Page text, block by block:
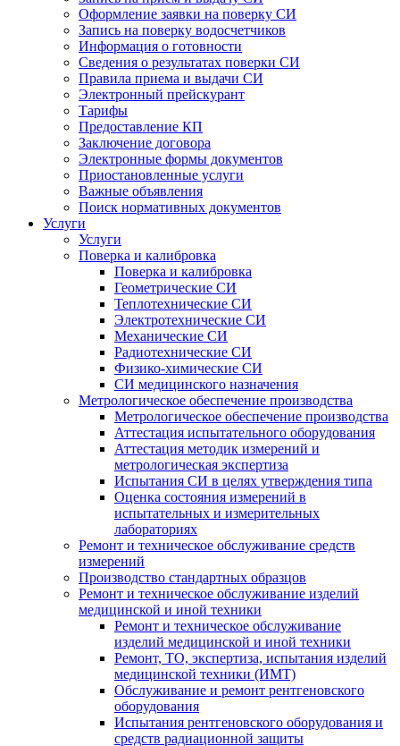
Оформление заявки на поверку СИ
Запись на поверку водосчетчиков
Информация о готовности
Сведения о результатах поверки СИ
Правила приема и выдачи СИ
Электронный прейскурант
Тарифы
Предоставление КП
Заключение договора
Электронные формы документов
Приостановленные услуги
Важные объявления
Поиск нормативных документов
Услуги
Услуги
Поверка и калибровка
Поверка и калибровка
Геометрические СИ
Теплотехнические СИ
Электротехнические СИ
Механические СИ
Радиотехнические СИ
Физико-химические СИ
СИ медицинского назначения
Метрологическое обеспечение производства
Метрологическое обеспечение производства
Аттестация испытательного оборудования
Аттестация методик измерений и
метрологическая экспертиза
Испытания СИ в целях утверждения типа
Оценка состояния измерений в
испытательных и измерительных
лабораториях
Ремонт и техническое обслуживание средств
измерений
Производство стандартных образцов
Ремонт и техническое обслуживание изделий
медицинской и иной техники
Ремонт и техническое обслуживание
изделий медицинской и иной техники
Ремонт, ТО, экспертиза, испытания изделий
медицинской техники (ИМТ)
Обслуживание и ремонт рентгеновского
оборудования
Испытания рентгеновского оборудования и
средств радиационной защиты